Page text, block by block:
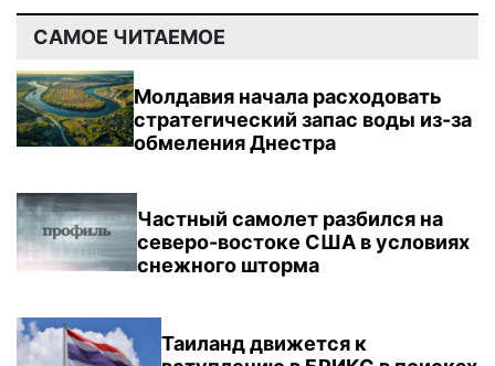
САМОЕ ЧИТАЕМОЕ
Молдавия начала расходовать
стратегический запас воды из-за
обмеления Днестра
Частный самолет разбился на
северо-востоке США в условиях
снежного шторма
Таиланд движется к